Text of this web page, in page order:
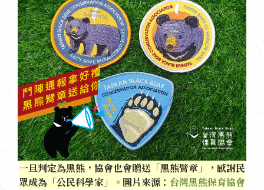
一旦判定為黑熊，協會也會贈送「黑熊臂章」，感謝民
眾成為「公民科學家」。圖片來源： 台灣黑熊保育協會